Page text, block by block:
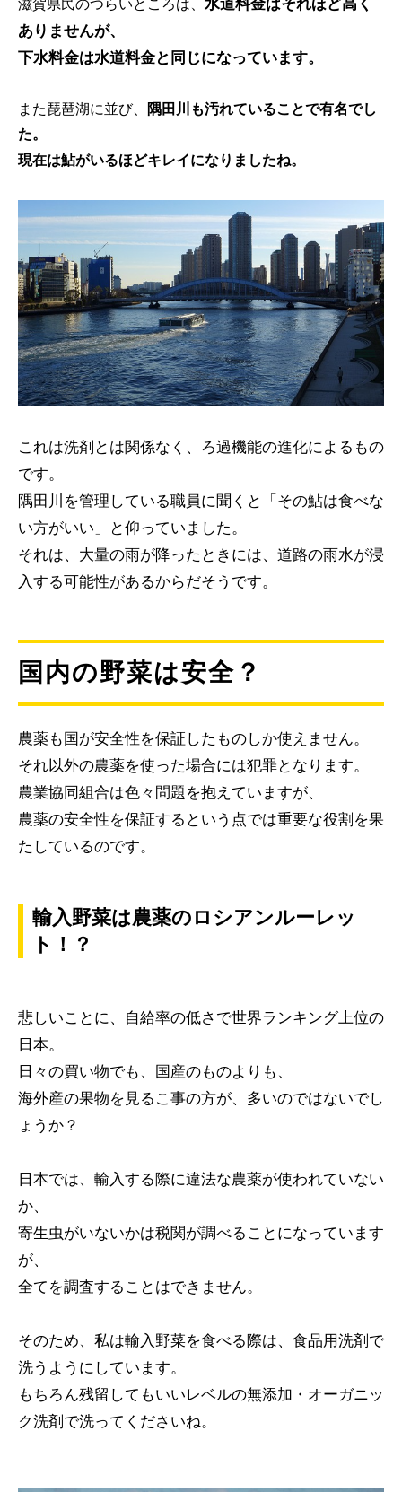
滋賀県民のつらいところは、
ありませんが、
下水料金は水道料金と同じになっています。
また琵琶湖に並び、 隅田川も汚れていることで有名でし
た。
現在は鮎がいるほどキレイになりましたね。
これは洗剤とは関係なく、ろ過機能の進化によるもの
です。
隅田川を管理している職員に聞くと「その鮎は食べな
い方がいい」と仰っていました。
それは、大量の雨が降ったときには、道路の雨水が浸
入する可能性があるからだそうです。
国内の野菜は安全？
農薬も国が安全性を保証したものしか使えません。
それ以外の農薬を使った場合には犯罪となります。
農業協同組合は色々問題を抱えていますが、
農薬の安全性を保証するという点では重要な役割を果
たしているのです。
輸入野菜は農薬のロシアンルーレッ
ト！？
悲しいことに、自給率の低さで世界ランキング上位の
日本。
日々の買い物でも、国産のものよりも、
海外産の果物を見るこ事の方が、多いのではないでし
ょうか？
日本では、輸入する際に違法な農薬が使われていない
か、
寄生虫がいないかは税関が調べることになっています
が、
全てを調査することはできません。
そのため、私は輸入野菜を食べる際は、食品用洗剤で
洗うようにしています。
もちろん残留してもいいレベルの無添加・オーガニッ
ク洗剤で洗ってくださいね。